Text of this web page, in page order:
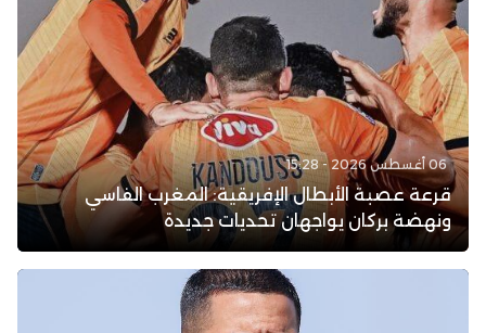
06 أغسطس 2026 - 15:28
قرعة عصبة الأبطال الإفريقية: المغرب الفاسي
ونهضة بركان يواجهان تحديات جديدة